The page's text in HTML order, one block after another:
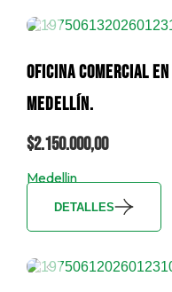
OFICINA COMERCIAL
MEDELLÍN.
$2.150.000,00
Medellin
DETALLES